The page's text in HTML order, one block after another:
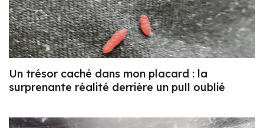
Un trésor caché dans mon placard : la
surprenante réalité derrière un pull oublié